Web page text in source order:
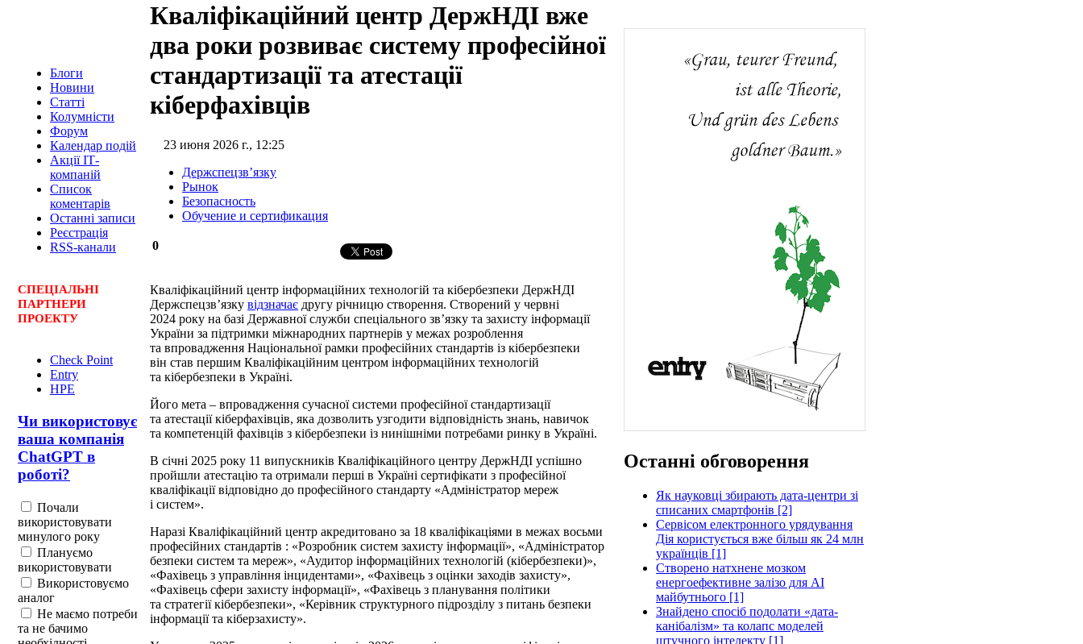
Блоги
Новини
Статті
Колумністи
Форум
Календар подій
Акції ІТ-
компаній
Список
коментарів
Останні записи
Реєстрація
RSS-канали
СПЕЦІАЛЬНІ
ПАРТНЕРИ
ПРОЕКТУ
Check Point
Entry
HPE
Чи використовує
ваша компанія
ChatGPT в
роботі?
Почали
використовувати
минулого року
Плануємо
використовувати
Використовуємо
аналог
Не маємо потреби
та не бачимо
Кваліфікаційний центр ДержНДІ вже
два роки розвиває систему професійної
стандартизації та атестації
кіберфахівців
23 июня 2026 г., 12:25
Держспецзв’язку
Рынок
Безопасность
Обучение и сертификация
0
Кваліфікаційний центр інформаційних технологій та кібербезпеки ДержНДІ
Держспецзв’язку відзначає другу річницю створення. Створений у червні
2024 року на базі Державної служби спеціального зв’язку та захисту інформації
України за підтримки міжнародних партнерів у межах розроблення
та впровадження Національної рамки професійних стандартів із кібербезпеки
він став першим Кваліфікаційним центром інформаційних технологій
та кібербезпеки в Україні.
Його мета – впровадження сучасної системи професійної стандартизації
та атестації кіберфахівців, яка дозволить узгодити відповідність знань, навичок
та компетенцій фахівців з кібербезпеки із нинішніми потребами ринку в Україні.
В січні 2025 року 11 випускників Кваліфікаційного центру ДержНДІ успішно
пройшли атестацію та отримали перші в Україні сертифікати з професійної
кваліфікації відповідно до професійного стандарту «Адміністратор мереж
і систем».
Наразі Кваліфікаційний центр акредитовано за 18 кваліфікаціями в межах восьми
професійних стандартів : «Розробник систем захисту інформації», «Адміністратор
безпеки систем та мереж», «Аудитор інформаційних технологій (кібербезпеки)»,
«Фахівець з управління інцидентами», «Фахівець з оцінки заходів захисту»,
«Фахівець сфери захисту інформації», «Фахівець з планування політики
та стратегії кібербезпеки», «Керівник структурного підрозділу з питань безпеки
інформації та кіберзахисту».
Останні обговорення
Як науковці збирають дата-центри зі
списаних смартфонів [2]
Сервісом електронного урядування
Дія користується вже більш як 24 млн
українців [1]
Створено натхнене мозком
енергоефективне залізо для AI
майбутнього [1]
Знайдено спосіб подолати «дата-
канібалізм» та колапс моделей
штучного інтелекту [1]